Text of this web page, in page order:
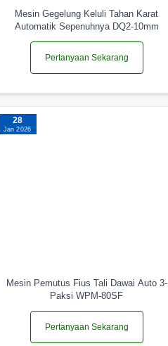
Mesin Gegelung Keluli Tahan Karat
Automatik Sepenuhnya DQ2-10mm
Pertanyaan Sekarang
28
Jan 2026
Mesin Pemutus Fius Tali Dawai Auto 3-
Paksi WPM-80SF
Pertanyaan Sekarang